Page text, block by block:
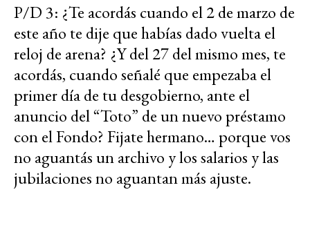
P/D 3: ¿Te acordás cuando el 2 de marzo de
este año te dije que habías dado vuelta el
reloj de arena? ¿Y del 27 del mismo mes, te
acordás, cuando señalé que empezaba el
primer día de tu desgobierno, ante el
anuncio del “Toto” de un nuevo préstamo
con el Fondo? Fijate hermano… porque vos
no aguantás un archivo y los salarios y las
jubilaciones no aguantan más ajuste.